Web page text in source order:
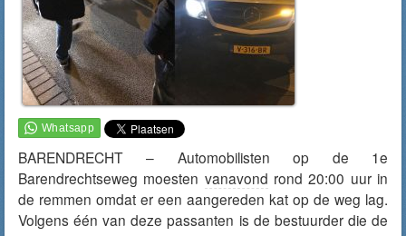
BARENDRECHT – Automobilisten op de 1e
Barendrechtseweg moesten vanavond rond 20:00 uur in
de remmen omdat er een aangereden kat op de weg lag.
Volgens één van deze passanten is de bestuurder die de